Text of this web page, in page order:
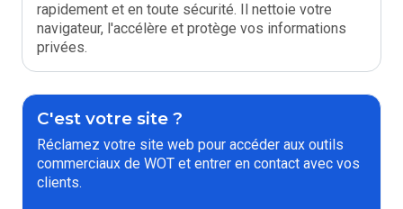
rapidement et en toute sécurité. Il nettoie votre
navigateur, l'accélère et protège vos informations
privées.
C'est votre site ?
Réclamez votre site web pour accéder aux outils
commerciaux de WOT et entrer en contact avec vos
clients.